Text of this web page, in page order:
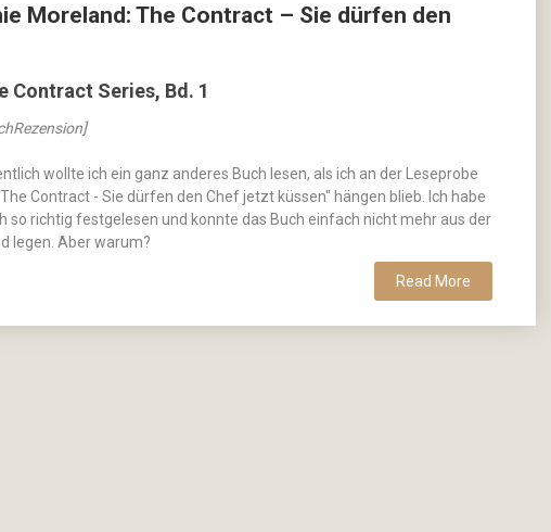
Moreland: The Contract – Sie dürfen den
Contract Series, Bd. 1
wollte ich ein ganz anderes Buch lesen, als ich an der Leseprobe
Contract - Sie dürfen den Chef jetzt küssen" hängen blieb. Ich habe
so richtig festgelesen und konnte das Buch einfach nicht mehr aus der
legen. Aber warum?
Read More